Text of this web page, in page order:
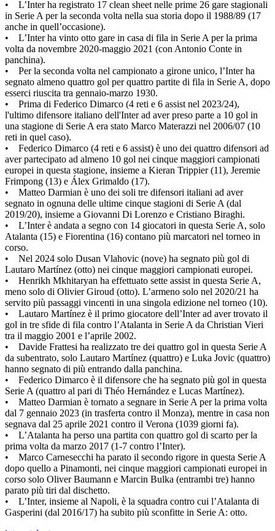
• L’Inter ha registrato 17 clean sheet nelle prime 26 gare stagionali
in Serie A per la seconda volta nella sua storia dopo il 1988/89 (17
anche in quell’occasione).
• L’Inter ha vinto otto gare in casa di fila in Serie A per la prima
volta da novembre 2020-maggio 2021 (con Antonio Conte in
panchina).
• Per la seconda volta nel campionato a girone unico, l’Inter ha
segnato almeno quattro gol per quattro partite di fila in Serie A, dopo
esserci riuscita tra gennaio-marzo 1930.
• Prima di Federico Dimarco (4 reti e 6 assist nel 2023/24),
l'ultimo difensore italiano dell'Inter ad aver preso parte a 10 gol in
una stagione di Serie A era stato Marco Materazzi nel 2006/07 (10
reti in quel caso).
• Federico Dimarco (4 reti e 6 assist) è uno dei quattro difensori ad
aver partecipato ad almeno 10 gol nei cinque maggiori campionati
europei in questa stagione, insieme a Kieran Trippier (11), Jeremie
Frimpong (13) e Álex Grimaldo (17).
• Matteo Darmian è uno dei soli tre difensori italiani ad aver
segnato in ognuna delle ultime cinque stagioni di Serie A (dal
2019/20), insieme a Giovanni Di Lorenzo e Cristiano Biraghi.
• L’Inter è andata a segno con 14 giocatori in questa Serie A, solo
Atalanta (15) e Fiorentina (16) contano più marcatori nel torneo in
corso.
• Nel 2024 solo Dusan Vlahovic (nove) ha segnato più gol di
Lautaro Martínez (otto) nei cinque maggiori campionati europei.
• Henrikh Mkhitaryan ha effettuato sette assist in questa Serie A,
meno solo di Olivier Giroud (otto). L’armeno solo nel 2020/21 ha
servito più passaggi vincenti in una singola edizione nel torneo (10).
• Lautaro Martínez è il primo giocatore dell’Inter ad aver trovato il
gol in tre sfide di fila contro l’Atalanta in Serie A da Christian Vieri
tra il maggio 2001 e l’aprile 2002.
• Davide Frattesi ha realizzato tre dei quattro gol in questa Serie A
da subentrato, solo Lautaro Martínez (quattro) e Luka Jovic (quattro)
hanno segnato di più entrando dalla panchina.
• Federico Dimarco è il difensore che ha segnato più gol in questa
Serie A (quattro al pari di Théo Hernández e Lucas Martínez).
• Matteo Darmian è tornato a segnare in Serie A per la prima volta
dal 7 gennaio 2023 (in trasferta contro il Monza), mentre in casa non
segnava dal 25 aprile 2021 contro il Verona (1039 giorni fa).
• L’Atalanta ha perso una partita con quattro gol di scarto per la
prima volta da marzo 2017 (1-7 contro l’Inter).
• Marco Carnesecchi ha parato il secondo rigore in questa Serie A
dopo quello a Pinamonti, nei cinque maggiori campionati europei in
corso solo Oliver Baumann e Marcin Bulka (entrambi tre) hanno
parato più tiri dal dischetto.
• L’Inter, insieme al Napoli, è la squadra contro cui l’Atalanta di
Gasperini (dal 2016/17) ha subito più sconfitte in Serie A: otto.